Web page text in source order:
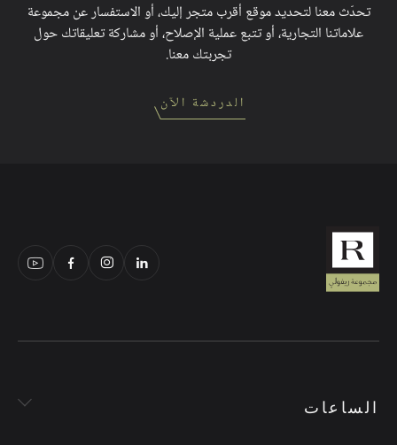
تحدّث معنا لتحديد موقع أقرب متجر إليك، أو الاستفسار عن مجموعة
علاماتنا التجارية، أو تتبع عملية الإصلاح، أو مشاركة تعليقاتك حول
تجربتك معنا.
الدردشة الآن
الساعات